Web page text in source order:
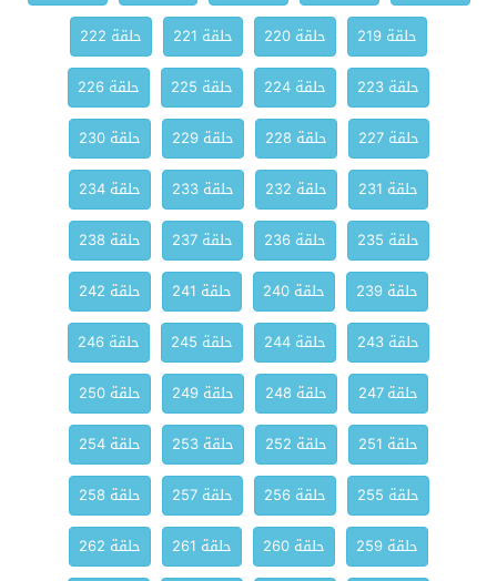
حلقة 219
حلقة 220 حلقة 221
حلقة 222
حلقة 223
حلقة 224 حلقة 225
حلقة 226
حلقة 227
حلقة 228 حلقة 229
حلقة 230
حلقة 231
حلقة 232 حلقة 233
حلقة 234
حلقة 235
حلقة 236 حلقة 237
حلقة 238
حلقة 239
حلقة 240 حلقة 241
حلقة 242
حلقة 243
حلقة 244 حلقة 245
حلقة 246
حلقة 247
حلقة 248 حلقة 249
حلقة 250
حلقة 251
حلقة 252 حلقة 253
حلقة 254
حلقة 255
حلقة 256 حلقة 257
حلقة 258
حلقة 259
حلقة 260 حلقة 261
حلقة 262